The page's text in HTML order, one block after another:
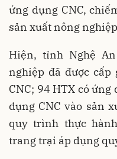
ứng dụng CNC,
sản xuất nông
Hiện, tỉnh Nghệ
nghiệp đã được
CNC; 94 HTX có
dụng CNC vào sản
quy trình thực
trang trại áp dụng